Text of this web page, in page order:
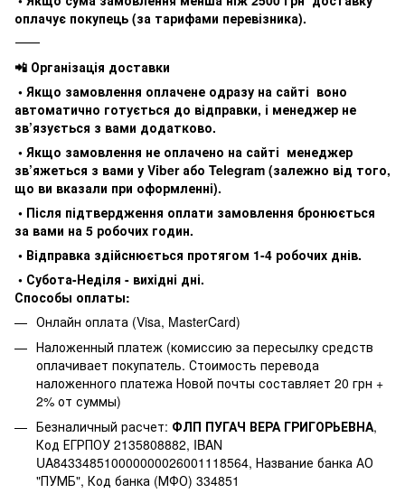
оплачує покупець (за тарифами перевізника).
⸻
📲 Організація доставки
• Якщо замовлення оплачене одразу на сайті воно
автоматично готується до відправки, і менеджер не
зв’язується з вами додатково.
• Якщо замовлення не оплачено на сайті менеджер
зв’яжеться з вами у Viber або Telegram (залежно від того,
що ви вказали при оформленні).
• Після підтвердження оплати замовлення бронюється
за вами на 5 робочих годин.
• Відправка здійснюється протягом 1-4 робочих днів.
• Субота-Неділя - вихідні дні.
Способы оплаты:
Онлайн оплата (Visa, MasterCard)
Наложенный платеж (комиссию за пересылку средств
оплачивает покупатель. Стоимость перевода
наложенного платежа Новой почты составляет 20 грн +
2% от суммы)
Безналичный расчет: ФЛП ПУГАЧ ВЕРА ГРИГОРЬЕВНА,
Код ЕГРПОУ 2135808882, IBAN
UA843348510000000026001118564, Название банка АО
"ПУМБ", Код банка (МФО) 334851